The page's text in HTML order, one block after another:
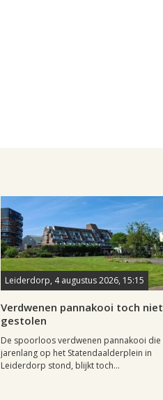
Leiderdorp, 4 augustus 2026, 15:15
Verdwenen pannakooi toch niet
gestolen
De spoorloos verdwenen pannakooi die
jarenlang op het Statendaalderplein in
Leiderdorp stond, blijkt toch...